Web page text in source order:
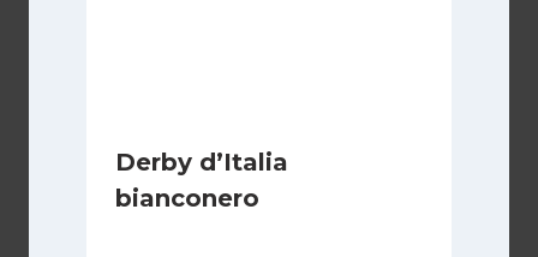
Derby d’Italia
bianconero